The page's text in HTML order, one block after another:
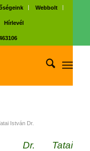
Webbolt
Hírlevél
István Dr.
Dr. Tatai